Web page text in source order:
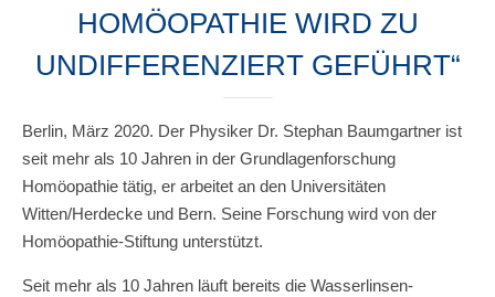
HOMÖOPATHIE WIRD ZU
UNDIFFERENZIERT GEFÜHRT“
Berlin, März 2020. Der Physiker Dr. Stephan Baumgartner ist
seit mehr als 10 Jahren in der Grundlagenforschung
Homöopathie tätig, er arbeitet an den Universitäten
Witten/Herdecke und Bern. Seine Forschung wird von der
Homöopathie-Stiftung unterstützt.
Seit mehr als 10 Jahren läuft bereits die Wasserlinsen-